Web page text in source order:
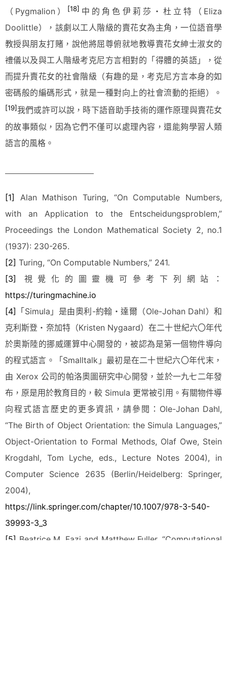
（Pygmalion）
[18] 中的角色伊莉莎・杜立特（Eliza
Doolittle），該劇以工人階級的賣花女為主角，一位語音學
教授與朋友打賭，說他將屈尊俯就地教導賣花女紳士淑女的
禮儀以及與工人階級考克尼方言相對的「得體的英語」，從
而提升賣花女的社會階級（有趣的是，考克尼方言本身的如
密碼般的編碼形式，就是一種對向上的社會流動的拒絕）。
[19]我們或許可以說，時下語音助手技術的運作原理與賣花女
的故事類似，因為它們不僅可以處理內容，還能夠學習人類
語言的風格。
[1] Alan Mathison Turing, “On Computable Numbers,
with an Application to the Entscheidungsproblem,”
Proceedings the London Mathematical Society 2, no.1
(1937): 230-265.
[2] Turing, “On Computable Numbers,” 241.
[3] 視覺化的圖靈機可參考下列網站：
https://turingmachine.io
[4] 「Simula」是由奧利-約翰・達爾（Ole-Johan Dahl）和
克利斯登・奈加特（Kristen Nygaard）在二十世紀六〇年代
於奧斯陸的挪威運算中心開發的，被認為是第一個物件導向
的程式語言。「Smalltalk」最初是在二十世紀六〇年代末，
由 Xerox 公司的帕洛奧圖研究中心開發，並於一九七二年發
布，原是用於教育目的，較 Simula 更常被引用。有關物件導
向程式語言歷史的更多資訊，請參閱：Ole-Johan Dahl,
“The Birth of Object Orientation: the Simula Languages,”
Object-Orientation to Formal Methods, Olaf Owe, Stein
Krogdahl, Tom Lyche, eds., Lecture Notes 2004), in
Computer Science 2635 (Berlin/Heidelberg: Springer,
2004),
https://link.springer.com/chapter/10.1007/978-3-540-
39993-3_3
[5] Beatrice M. Fazi and Matthew Fuller, “Computational